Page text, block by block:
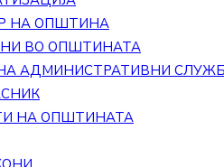
НА ОПШТИНА
ВО ОПШТИНАТА
АДМИНИСТРАТИВНИ
НА ОПШТИНАТА